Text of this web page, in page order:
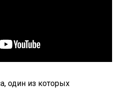
один из которых